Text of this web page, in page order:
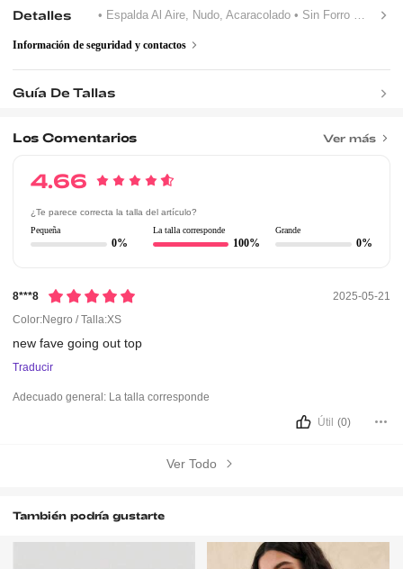
Detalles • Espalda Al Aire, Nudo, Acaracolado • Sin Forro • Halter
Información de seguridad y contactos
Guía De Tallas
Los Comentarios Ver más
4.66
¿Te parece correcta la talla del artículo?
Pequeña
0%
La talla corresponde
100%
Grande
0%
8***8
2025-05-21
Color:Negro / Talla:XS
newfavegoingouttop
Traducir
Adecuado general: La talla corresponde
Útil (0)
Ver Todo
También podría gustarte